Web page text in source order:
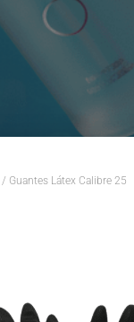
/ Guantes Látex Calibre 25